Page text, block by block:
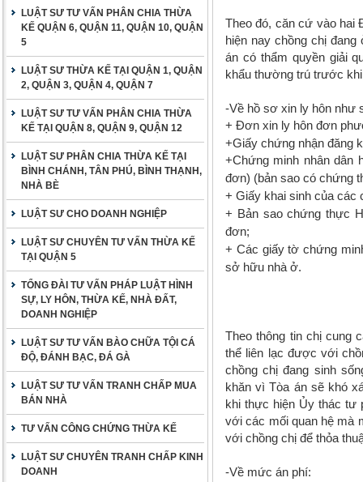
LUẬT SƯ TƯ VẤN PHÂN CHIA THỪA
KẾ QUẬN 6, QUẬN 11, QUẬN 10, QUẬN
5
LUẬT SƯ THỪA KẾ TẠI QUẬN 1, QUẬN
2, QUẬN 3, QUẬN 4, QUẬN 7
LUẬT SƯ TƯ VẤN PHÂN CHIA THỪA
KẾ TẠI QUẬN 8, QUẬN 9, QUẬN 12
LUẬT SƯ PHÂN CHIA THỪA KẾ TẠI
BÌNH CHÁNH, TÂN PHÚ, BÌNH THẠNH,
NHÀ BÈ
LUẬT SƯ CHO DOANH NGHIỆP
LUẬT SƯ CHUYÊN TƯ VẤN THỪA KẾ
TẠI QUẬN 5
TỔNG ĐÀI TƯ VẤN PHÁP LUẬT HÌNH
SỰ, LY HÔN, THỪA KẾ, NHÀ ĐẤT,
DOANH NGHIỆP
LUẬT SƯ TƯ VẤN BÀO CHỮA TỘI CÁ
ĐỘ, ĐÁNH BẠC, ĐÁ GÀ
LUẬT SƯ TƯ VẤN TRANH CHẤP MUA
BÁN NHÀ
TƯ VẤN CÔNG CHỨNG THỪA KẾ
LUẬT SƯ CHUYÊN TRANH CHẤP KINH
DOANH
Theo đó, căn cứ vào hai
hiện nay chồng chị
án có thẩm quyền giải
khẩu thường trú trước
-Về hồ sơ xin ly hôn như
+ Đơn xin ly hôn đơn
+Giấy chứng nhận đăng
+Chứng minh nhân dân
đơn) (bản sao có chứng
+ Giấy khai sinh của các
+ Bản sao chứng thực
đơn;
+ Các giấy tờ chứng
sở hữu nhà ở.
Theo thông tin chị cung
thể liên lạc được với
chồng chị đang sinh
khăn vì Tòa án sẽ khó
khi thực hiện Ủy thác tư
với các mối quan hệ mà
với chồng chị để thỏa
-Về mức án phí: